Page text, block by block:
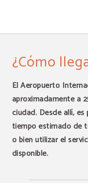
¿Cómo
El Aeropuerto
aproximadamente a
ciudad. Desde allí,
tiempo estimado de
o bien utilizar el
disponible.